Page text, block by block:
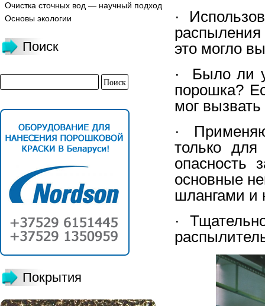
Очистка сточных вод — научный подход
Основы экологии
Поиск
Покрытия
·
это могло
· Было ли
порошка?
мог
·
только
опасность
основные
шлангами и
·